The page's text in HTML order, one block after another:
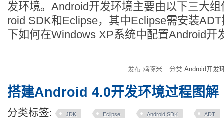
发环境。Android开发环境主要由以下三大
roid SDK和Eclipse，其中Eclipse需安装
下如何在Windows XP系统中配置Android开
发布:鸡啄米 分类:Android开发
搭建Android 4.0开发环境过程图解
分类标签: JDK Eclipse Android SDK ADT